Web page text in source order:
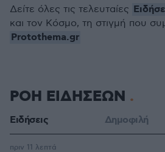
Δείτε όλες τις τελευταίες
και τον Κόσμο, τη στιγμή που
Protothema.gr
ΡΟΗ ΕΙΔΗΣΕΩΝ
Ειδήσεις Δημοφιλή
πριν 11 λεπτά